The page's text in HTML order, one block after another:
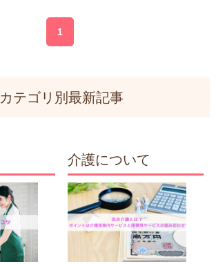
1
カテゴリ別最新記事
介護について